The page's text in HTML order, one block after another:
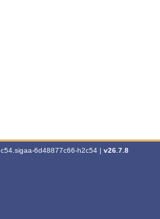
6d48877c66-h2c54 | v26.7.8